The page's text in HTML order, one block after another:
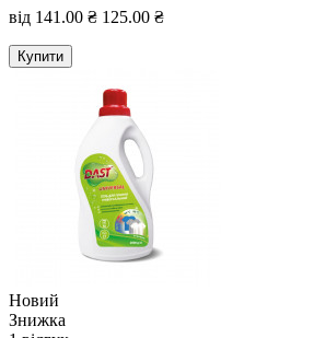
від 141.00 ₴ 125.00 ₴
Купити
Новий
Знижка